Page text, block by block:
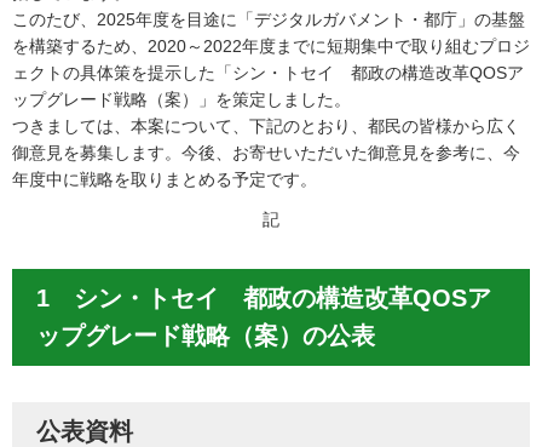
このたび、2025年度を目途に「デジタルガバメント・都庁」の基盤
を構築するため、2020～2022年度までに短期集中で取り組むプロジ
ェクトの具体策を提示した「シン・トセイ 都政の構造改革QOSア
ップグレード戦略（案）」を策定しました。
つきましては、本案について、下記のとおり、都民の皆様から広く
御意見を募集します。今後、お寄せいただいた御意見を参考に、今
年度中に戦略を取りまとめる予定です。
記
1 シン・トセイ 都政の構造改革QOSア
ップグレード戦略（案）の公表
公表資料